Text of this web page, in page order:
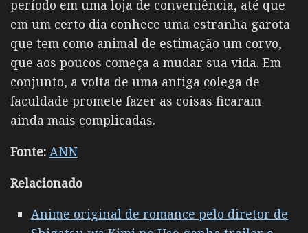
período em uma loja de conveniência, até que
em um certo dia conhece uma estranha garota
que tem como animal de estimação um corvo,
que aos poucos começa a mudar sua vida. Em
conjunto, a volta de uma antiga colega de
faculdade promete fazer as coisas ficaram
ainda mais complicadas.
Fonte: ANN
Relacionado
Anime original de romance pelo diretor de